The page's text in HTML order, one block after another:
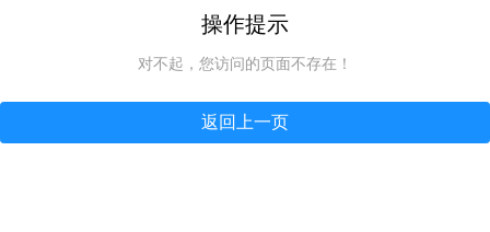
操作提示
对不起，您访问的页面不存在！
返回上一页